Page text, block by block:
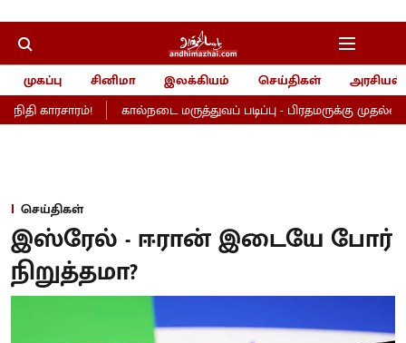
முகப்பு சினிமா இலக்கியம் செய்திகள்
அரசியல்
காரசாரம்!
கால்நடை மருத்துவப் படிப்பு - பிரதமருக்கு முதல்வர்
செய்திகள்
இஸ்ரேல் - ஈரான் இடையே போர்
நிறுத்தமா?